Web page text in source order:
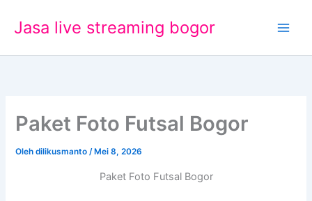
Jasa live streaming bogor
Paket Foto Futsal Bogor
Olehdilikusmanto/ Mei 8, 2026
Paket Foto Futsal Bogor